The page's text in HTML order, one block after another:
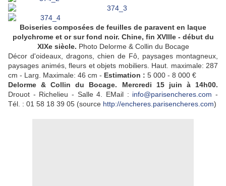
Boiseries composées de feuilles de paravent en laque
polychrome et or sur fond noir. Chine, fin XVIIIe - début du
XIXe siècle. Photo Delorme & Collin du Bocage
Décor d'oideaux, dragons, chien de Fô, paysages montagneux,
paysages animés, fleurs et objets mobiliers. Haut. maximale: 287
cm - Larg. Maximale: 46 cm - Estimation : 5 000 - 8 000 €
Delorme & Collin du Bocage. Mercredi 15 juin à 14h00.
Drouot - Richelieu - Salle 4. EMail : info@parisencheres.com -
Tél. : 01 58 18 39 05 (source http://encheres.parisencheres.com)